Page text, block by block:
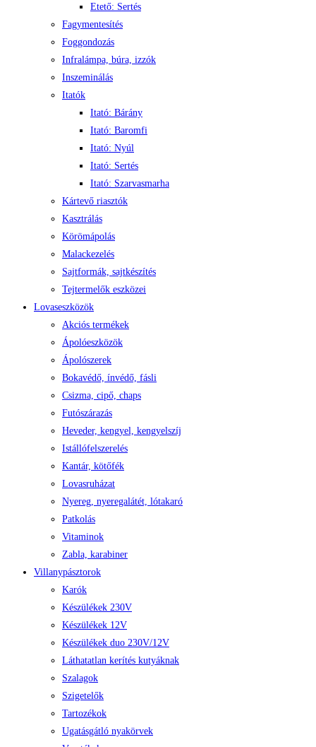
Etető: Sertés
Fagymentesítés
Foggondozás
Infralámpa, búra, izzók
Inszeminálás
Itatók
Itató: Bárány
Itató: Baromfi
Itató: Nyúl
Itató: Sertés
Itató: Szarvasmarha
Kártevő riasztók
Kasztrálás
Körömápolás
Malackezelés
Sajtformák, sajtkészítés
Tejtermelők eszközei
Lovaseszközök
Akciós termékek
Ápolóeszközök
Ápolószerek
Bokavédő, ínvédő, fásli
Csizma, cipő, chaps
Futószárazás
Heveder, kengyel, kengyelszíj
Istállófelszerelés
Kantár, kötőfék
Lovasruházat
Nyereg, nyeregalátét, lótakaró
Patkolás
Vitaminok
Zabla, karabiner
Villanypásztorok
Karók
Készülékek 230V
Készülékek 12V
Készülékek duo 230V/12V
Láthatatlan kerítés kutyáknak
Szalagok
Szigetelők
Tartozékok
Ugatásgátló nyakörvek